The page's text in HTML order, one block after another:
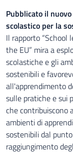
Pubblicato il
scolastico per la
Il rapporto
the EU” mira a
scolastiche e gli
sostenibili e
all'apprendimento
sulle pratiche e sui
che contribuiscono
ambienti di
sostenibili dal
raggiungimento